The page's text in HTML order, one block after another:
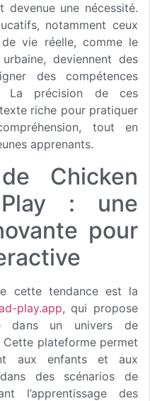
une nécessité.
notamment ceux
vie réelle, comme le
deviennent des
des compétences
La précision de ces
riche pour pratiquer
tout en
apprenants.
Chicken
: une
pour
cette tendance est la
play.app, qui propose
dans un univers de
plateforme permet
aux enfants et aux
des scénarios de
l’apprentissage des